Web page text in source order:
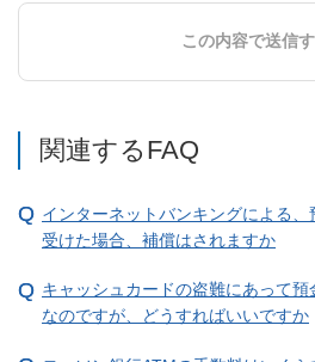
この内容で送信
関連するFAQ
インターネットバンキングによる
受けた場合、補償はされますか
キャッシュカードの盗難にあって
なのですが、どうすればいいですか